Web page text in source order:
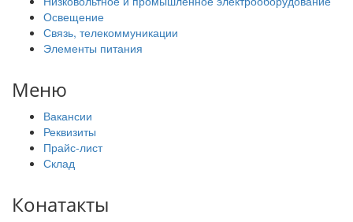
Освещение
Связь, телекоммуникации
Элементы питания
Меню
Вакансии
Реквизиты
Прайс-лист
Склад
Конатакты